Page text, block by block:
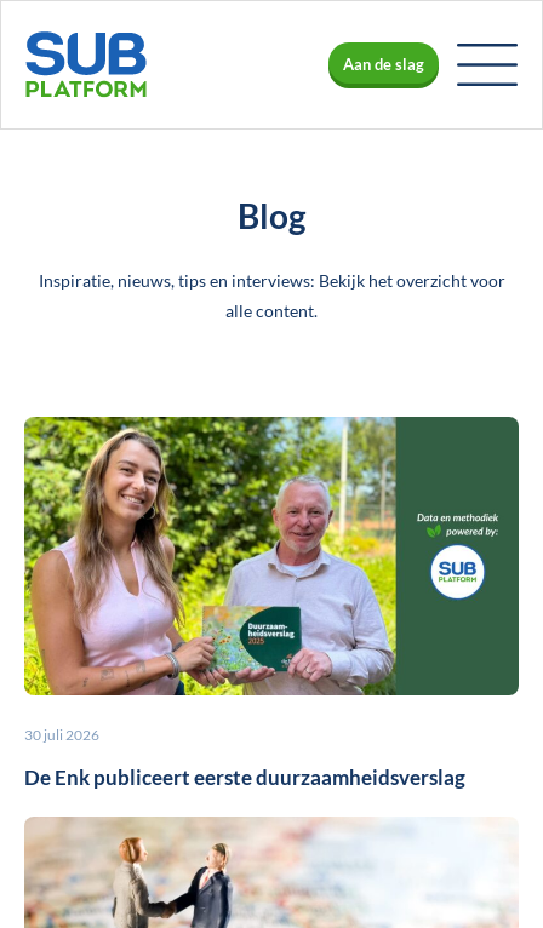
Aan de slag
Blog
Inspiratie, nieuws, tips en interviews: Bekijk het overzicht voor
alle content.
30 juli 2026
De Enk publiceert eerste duurzaamheidsverslag